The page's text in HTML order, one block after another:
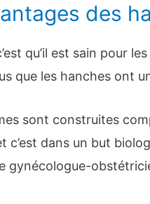
des
qu’il est sain pour
que les hanches ont
sont construites
c’est dans un but
gynécologue-